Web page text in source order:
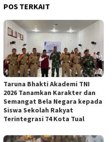
POS TERKAIT
Taruna Bhakti Akademi TNI
2026 Tanamkan Karakter dan
Semangat Bela Negara kepada
Siswa Sekolah Rakyat
Terintegrasi 74 Kota Tual